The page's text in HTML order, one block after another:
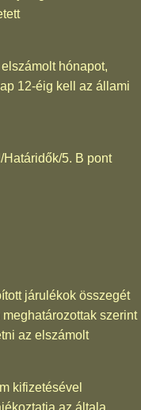
hónapot,
12-éig kell az állami
Határidők/5. B pont
járulékok összegét
szerint
az elszámolt
kifizetésével